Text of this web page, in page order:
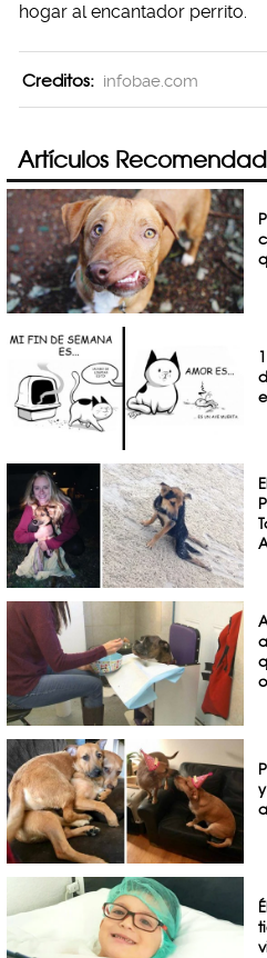
hogar al encantador perrito.
Creditos: infobae.com
Artículos